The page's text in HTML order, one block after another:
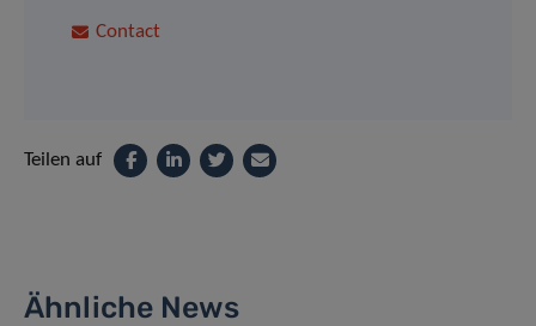
Contact
Teilen auf
Ähnliche News